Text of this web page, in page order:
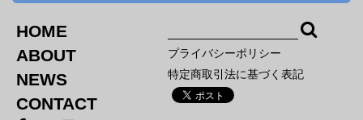
HOME
ABOUT
NEWS
CONTACT
プライバシーポリシー
特定商取引法に基づく表記